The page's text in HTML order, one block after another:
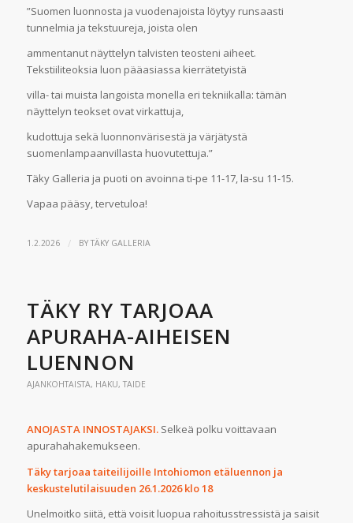
”Suomen luonnosta ja vuodenajoista löytyy runsaasti
tunnelmia ja tekstuureja, joista olen
ammentanut näyttelyn talvisten teosteni aiheet.
Tekstiiliteoksia luon pääasiassa kierrätetyistä
villa- tai muista langoista monella eri tekniikalla: tämän
näyttelyn teokset ovat virkattuja,
kudottuja sekä luonnonvärisestä ja värjätystä
suomenlampaanvillasta huovutettuja.”
Täky Galleria ja puoti on avoinna ti-pe 11-17, la-su 11-15.
Vapaa pääsy, tervetuloa!
1.2.2026 / BYTÄKY GALLERIA
TÄKY RY TARJOAA
APURAHA-AIHEISEN
LUENNON
AJANKOHTAISTA, HAKU, TAIDE
ANOJASTA INNOSTAJAKSI. Selkeä polku voittavaan
apurahahakemukseen.
Täky tarjoaa taiteilijoille Intohiomon etäluennon ja
keskustelutilaisuuden 26.1.2026 klo 18
Unelmoitko siitä, että voisit luopua rahoitusstressistä ja saisit